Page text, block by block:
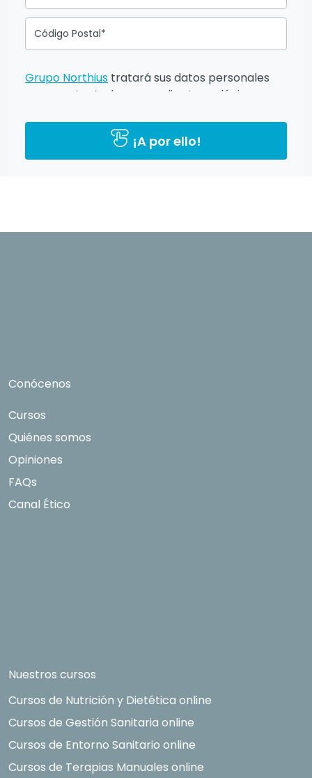
Código Postal*
Grupo Northius tratará sus datos personales
para contactarle por medios tecnológicos,
con el fin de ofrecerle información del
programa formativo seleccionado o de otros
directamente relacionados con el interés
Grupo Northius, con el objeto de que estas
¡A por ello!
Conócenos
Cursos
Quiénes somos
Opiniones
FAQs
Canal Ético
Nuestros cursos
Cursos de Nutrición y Dietética online
Cursos de Gestión Sanitaria online
Cursos de Entorno Sanitario online
Cursos de Terapias Manuales online